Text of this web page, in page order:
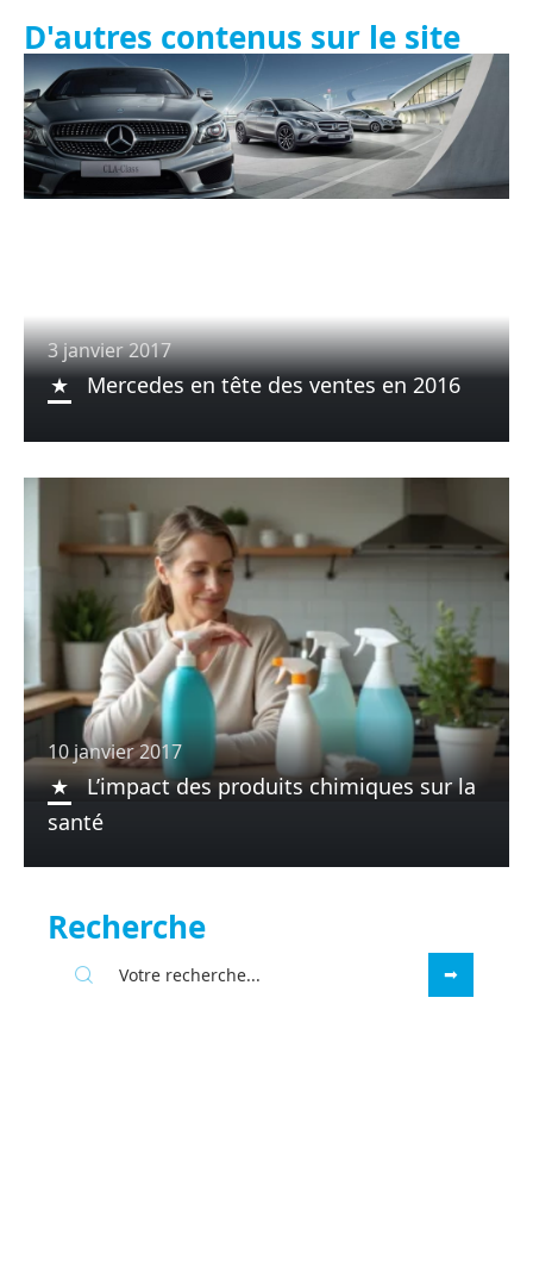
D'autres contenus sur le site
3 janvier 2017
Mercedes en tête des ventes en 2016
10 janvier 2017
L’impact des produits chimiques sur la
santé
Recherche